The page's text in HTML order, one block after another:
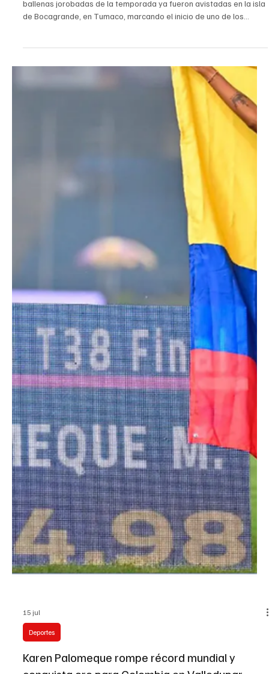
15 jul
¡El Pacífico vuelve a vibrar!
Llegaron las primeras ballenas jorobadas a Tumaco Las primeras
ballenas jorobadas de la temporada ya fueron avistadas en la isla
de Bocagrande, en Tumaco, marcando el inicio de uno de los
espectáculos naturales más impresionantes del Pacífico
colombiano. Además de Tumaco, Bahía Málaga, Nuquí, Bahía
Solano y el Parque Nacional Natural Utría se consolidan como
destinos clave para el avistamiento. Las autoridades recomiendan
realizar los recorridos únicamente con operadores auto